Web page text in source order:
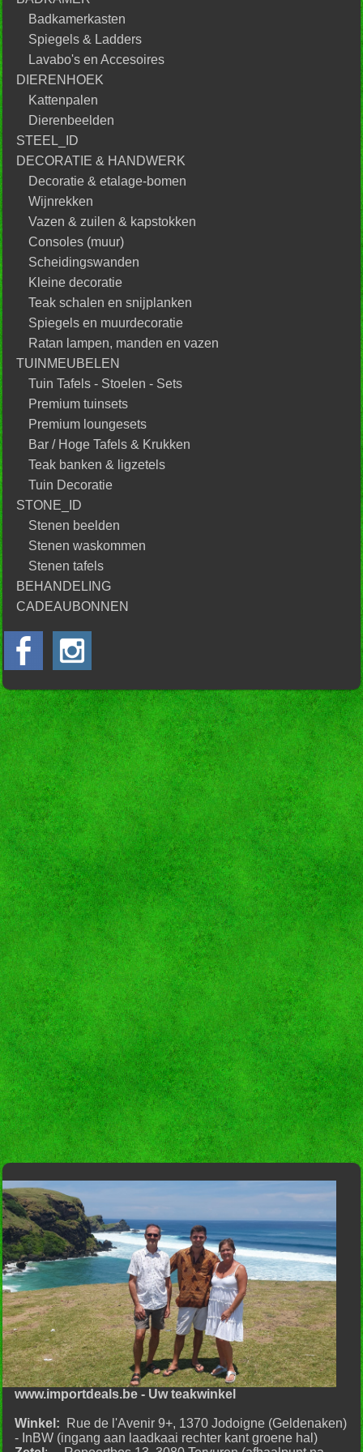
Badkamerkasten
Spiegels & Ladders
Lavabo's en Accesoires
DIERENHOEK
Kattenpalen
Dierenbeelden
STEEL_ID
DECORATIE & HANDWERK
Decoratie & etalage-bomen
Wijnrekken
Vazen & zuilen & kapstokken
Consoles (muur)
Scheidingswanden
Kleine decoratie
Teak schalen en snijplanken
Spiegels en muurdecoratie
Ratan lampen, manden en vazen
TUINMEUBELEN
Tuin Tafels - Stoelen - Sets
Premium tuinsets
Premium loungesets
Bar / Hoge Tafels & Krukken
Teak banken & ligzetels
Tuin Decoratie
STONE_ID
Stenen beelden
Stenen waskommen
Stenen tafels
BEHANDELING
CADEAUBONNEN
www.importdeals.be - Uw teakwinkel
Winkel: Rue de l'Avenir 9+, 1370 Jodoigne (Geldenaken)
- InBW (ingang aan laadkaai rechter kant groene hal)